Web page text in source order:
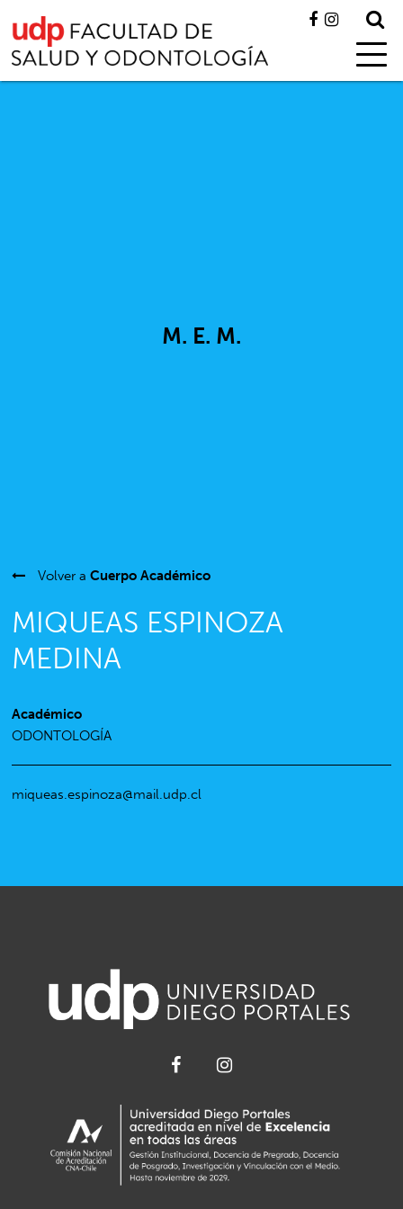
M. E. M.
Volver aCuerpo Académico
MIQUEAS ESPINOZA
MEDINA
Académico
ODONTOLOGÍA
miqueas.espinoza@mail.udp.cl